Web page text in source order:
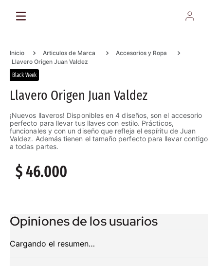
Articulos de Marca
Accesorios y Ropa
Llavero Origen Juan Valdez
Black Week
Llavero Origen Juan Valdez
¡Nuevos llaveros! Disponibles en 4 diseños, son el accesorio
perfecto para llevar tus llaves con estilo. Prácticos,
funcionales y con un diseño que refleja el espíritu de Juan
Valdez. Además tienen el tamaño perfecto para llevar contigo
a todas partes.
$46.000
Cargando el resumen…